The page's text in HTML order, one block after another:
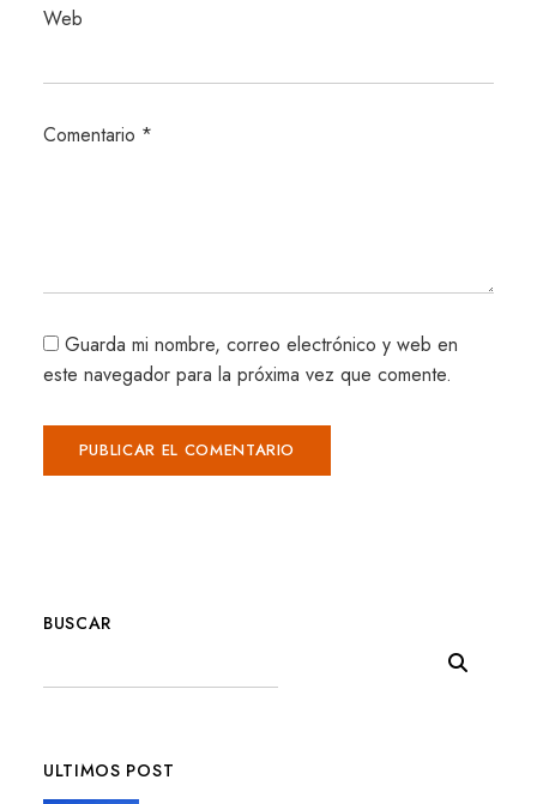
Web
Comentario *
Guarda mi nombre, correo electrónico y web en
este navegador para la próxima vez que comente.
BUSCAR
ULTIMOS POST